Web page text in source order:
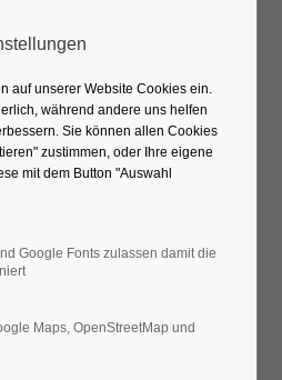
Pia-Marie
auf unserer Website Cookies ein.
während andere uns helfen
Sie können allen Cookies
zustimmen, oder Ihre eigene
mit dem Button "Auswahl
Google Fonts zulassen damit die
Maps, OpenStreetMap und